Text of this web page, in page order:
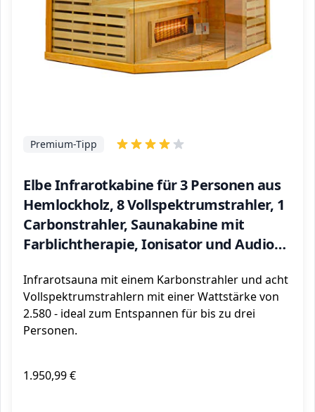
Elbe Infrarotkabine für 3 Personen aus
Hemlockholz, 8 Vollspektrumstrahler, 1
Carbonstrahler, Saunakabine mit
Farblichtherapie, Ionisator und Audio
Wellness
Premium-Tipp
Infrarotsauna mit einem Karbonstrahler und acht
Vollspektrumstrahlern mit einer Wattstärke von
2.580 - ideal zum Entspannen für bis zu drei
Personen.
1.950,99 €